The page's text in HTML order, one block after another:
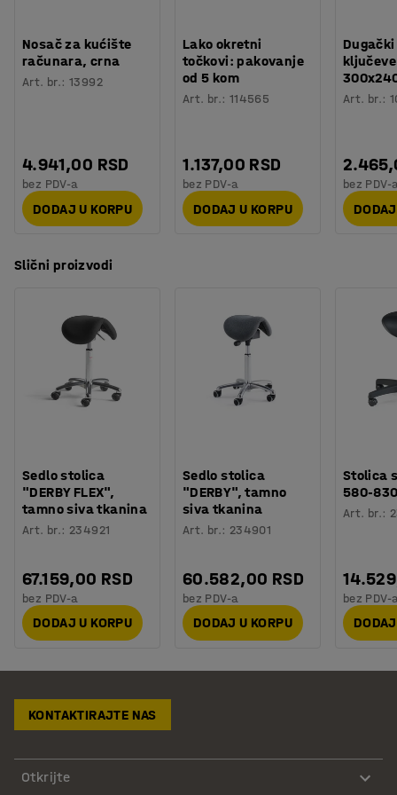
naslon za leđa pruža dodatnu udobnost sedenja i lako se
može nagnuti radi optimalne podrške.
Sedište je prekriveno izdržljivom tkaninom od 100%
Nosač za kućište
računara, crna
Art. br.:13992
4.941,00 RSD
bez PDV-a
DODAJ U KORPU
Lako okretni
točkovi: pakovanje
od 5 kom
Art. br.: 114565
1.137,00 RSD
bez PDV-a
DODAJ U KORPU
Art. br.:
bez PDV-
Slični proizvodi
Sedlo stolica
"DERBY FLEX",
tamno siva tkanina
Art. br.: 234921
67.159,00 RSD
bez PDV-a
DODAJ U KORPU
Sedlo stolica
"DERBY", tamno
siva tkanina
Art. br.: 234901
60.582,00 RSD
bez PDV-a
DODAJ U KORPU
Stolica
580-
Art. br.:
bez PDV-
KONTAKTIRAJTE NAS
Otkrijte